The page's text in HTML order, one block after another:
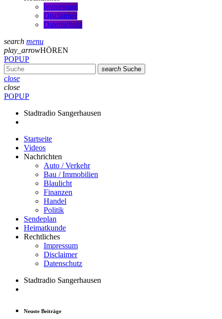
Impressum
Disclaimer
Datenschutz
search menu
play_arrowHÖREN
POPUP
search Suche
close
close
POPUP
Stadtradio Sangerhausen
Startseite
Videos
Nachrichten
Auto / Verkehr
Bau / Immobilien
Blaulicht
Finanzen
Handel
Politik
Sendeplan
Heimatkunde
Rechtliches
Impressum
Disclaimer
Datenschutz
Stadtradio Sangerhausen
Neuste Beiträge